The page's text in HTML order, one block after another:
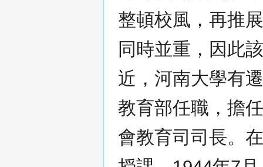
整頓校風，再推
同時並重，因此
近，河南大學有
教育部任職，擔
會教育司司長。